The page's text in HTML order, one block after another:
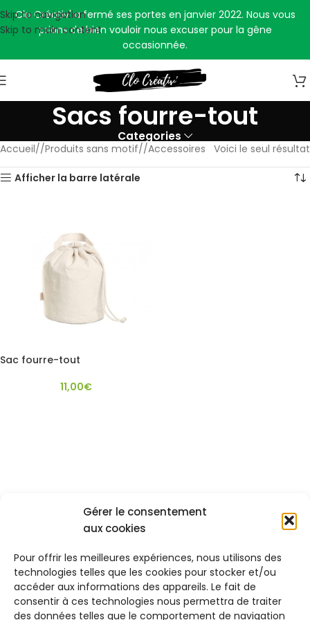
Clo Créativ' a fermé ses portes en janvier 2022. Nous vous
prions de bien vouloir nous excuser pour la gêne
occasionnée.
Gérer le consentement
aux cookies
Pour offrir les meilleures expériences, nous utilisons des
technologies telles que les cookies pour stocker et/ou
accéder aux informations des appareils. Le fait de
consentir à ces technologies nous permettra de traiter
des données telles que le comportement de navigation
Skip to navigation
Skip to main content
Sacs fourre-tout
Categories
Accueil/ Produits sans motif/ Accessoires Voici le seul résultat
Afficher la barre latérale
Sac fourre-tout
11,00€
Tél: 0676611589
Formulaire de contact
DERNIERS ARTICLES